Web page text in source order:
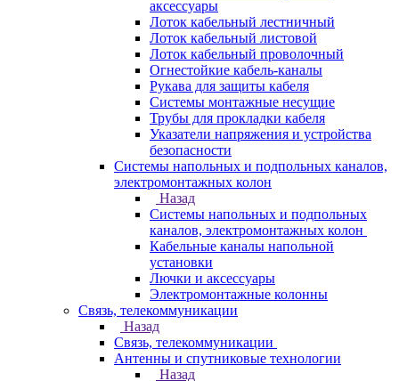
аксессуары
Лоток кабельный лестничный
Лоток кабельный листовой
Лоток кабельный проволочный
Огнестойкие кабель-каналы
Рукава для защиты кабеля
Системы монтажные несущие
Трубы для прокладки кабеля
Указатели напряжения и устройства
безопасности
Системы напольных и подпольных каналов,
электромонтажных колон
Назад
Системы напольных и подпольных
каналов, электромонтажных колон
Кабельные каналы напольной
установки
Лючки и аксессуары
Электромонтажные колонны
Связь, телекоммуникации
Назад
Связь, телекоммуникации
Антенны и спутниковые технологии
Назад